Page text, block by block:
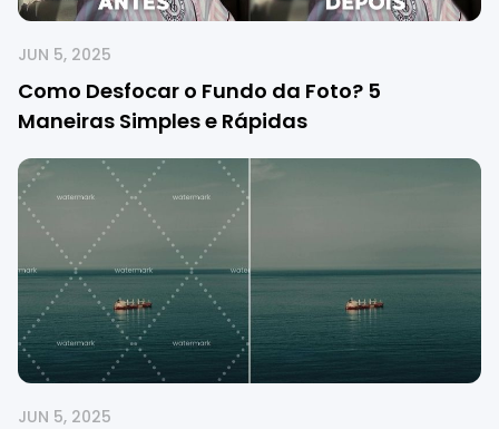
JUN 5, 2025
Como Desfocar o Fundo da Foto? 5
Maneiras Simples e Rápidas
JUN 5, 2025